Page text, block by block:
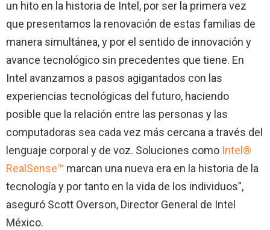
un hito en la historia de Intel, por ser la primera vez
que presentamos la renovación de estas familias de
manera simultánea, y por el sentido de innovación y
avance tecnológico sin precedentes que tiene. En
Intel avanzamos a pasos agigantados con las
experiencias tecnológicas del futuro, haciendo
posible que la relación entre las personas y las
computadoras sea cada vez más cercana a través del
lenguaje corporal y de voz. Soluciones como Intel®
RealSense™ marcan una nueva era en la historia de la
tecnología y por tanto en la vida de los individuos”,
aseguró Scott Overson, Director General de Intel
México.